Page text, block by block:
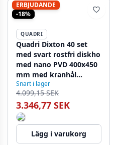
ERBJUDANDE
-18%
QUADRI
Quadri Dixton 40 set
med svart rostfri diskho
med nano PVD 400x450
mm med kranhål
ovanpå och Quadri
Coventry kökskran
Snart i lager
4.099,15 SEK
3.346,77 SEK
Lägg i varukorg